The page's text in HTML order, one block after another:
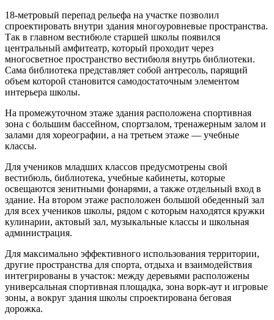
18-метровый перепад рельефа на участке позволил
спроектировать внутри здания многоуровневые пространства.
Так в главном вестибюле старшей школы появился
центральный амфитеатр, который проходит через
многосветное пространство вестибюля внутрь библиотеки.
Сама библиотека представляет собой антресоль, парящий
объем которой становится самодостаточным элементом
интерьера школы.
На промежуточном этаже здания расположена спортивная
зона с большим бассейном, спортзалом, тренажерным залом и
залами для хореографии, а на третьем этаже — учебные
классы.
Для учеников младших классов предусмотрены свой
вестибюль, библиотека, учебные кабинеты, которые
освещаются зенитными фонарями, а также отдельный вход в
здание. На втором этаже расположен большой обеденный зал
для всех учеников школы, рядом с которым находятся кружки
кулинарии, актовый зал, музыкальные классы и школьная
администрация.
Для максимально эффективного использования территории,
другие пространства для спорта, отдыха и взаимодействия
интегрированы в участок: между деревьями расположены
универсальная спортивная площадка, зона ворк-аут и игровые
зоны, а вокруг здания школы спроектирована беговая
дорожка.